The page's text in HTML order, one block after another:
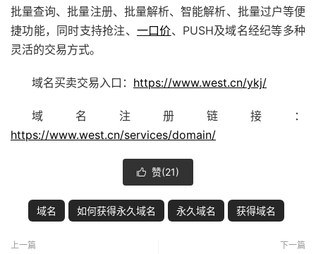
批量查询、批量注册、批量解析、智能解析、批量过户等便
捷功能，同时支持抢注、 一口价、PUSH及域名经纪等多种
灵活的交易方式。
域名买卖交易入口： https://www.west.cn/ykj/
域名注册链接：
https://www.west.cn/services/domain/
 赞(21)
域名 如何获得永久域名 永久域名 获得域名
上一篇 下一篇